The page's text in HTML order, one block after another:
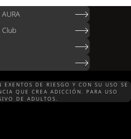
EXENTOS DE RIESGO Y CON SU USO SE
QUE CREA ADICCIÓN. PARA USO
DE ADULTOS.